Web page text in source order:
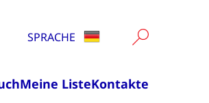
SPRACHE
Meine ListeKontakte